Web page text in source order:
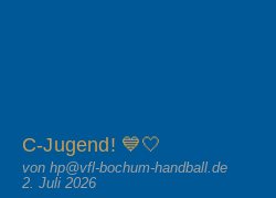
C-Jugend! 💙🤍
von hp@vfl-bochum-handball.de
2. Juli 2026